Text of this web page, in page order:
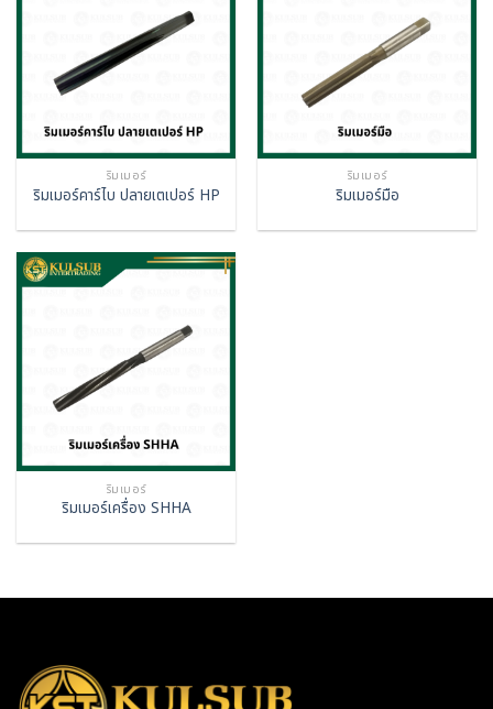
ริมเมอร์
ริมเมอร์คาร์ไบ ปลายเตเปอร์ HP
ริมเมอร์
ริมเมอร์มือ
ริมเมอร์
ริมเมอร์เครื่อง SHHA